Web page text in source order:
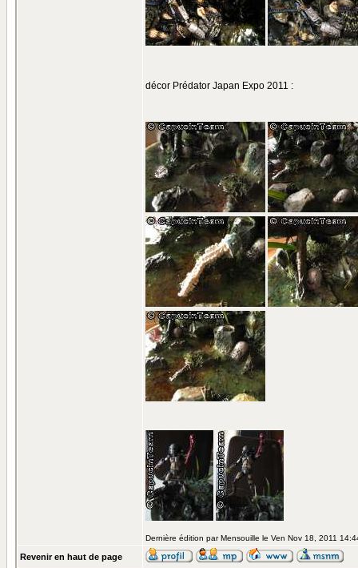
décor Prédator Japan Expo 2011 :
Dernière édition par Mensouille le Ven Nov 18, 2011
Revenir en haut de page